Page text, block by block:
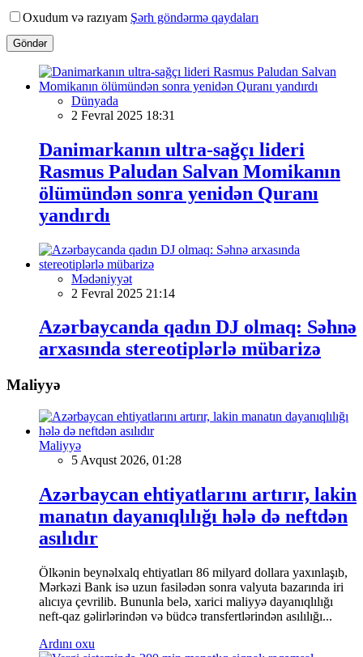
Oxudum və razıyam Şərh göndərmə qaydaları
Göndər
Dünyada
2 Fevral 2025 18:31
Danimarkanın ultra-sağçı lideri
Rasmus Paludan Salvan Momikanın
ölümündən sonra yenidən Quranı
yandırdı
Mədəniyyət
2 Fevral 2025 21:14
Azərbaycanda qadın DJ olmaq: Səhnə
arxasında stereotiplərlə mübarizə
Maliyyə
Maliyyə
5 Avqust 2026, 01:28
Azərbaycan ehtiyatlarını artırır, lakin
manatın dayanıqlılığı hələ də neftdən
asılıdır
Ölkənin beynəlxalq ehtiyatları 86 milyard dollara yaxınlaşıb,
Mərkəzi Bank isə uzun fasilədən sonra valyuta bazarında iri
alıcıya çevrilib. Bununla belə, xarici maliyyə dayanıqlılığı
neft-qaz gəlirlərindən və büdcə transfertlərindən asılılığı...
Ardını oxu